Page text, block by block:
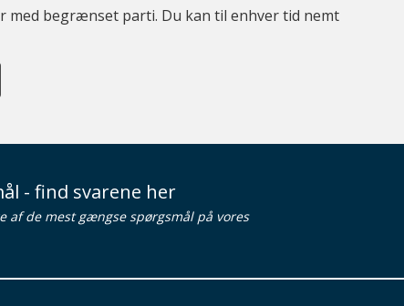
med begrænset parti. Du kan til enhver tid nemt
- find svarene her
af de mest gængse spørgsmål på vores